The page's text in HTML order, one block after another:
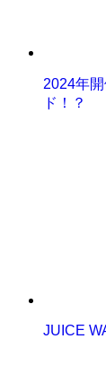
2024年
ド！？
JUICE